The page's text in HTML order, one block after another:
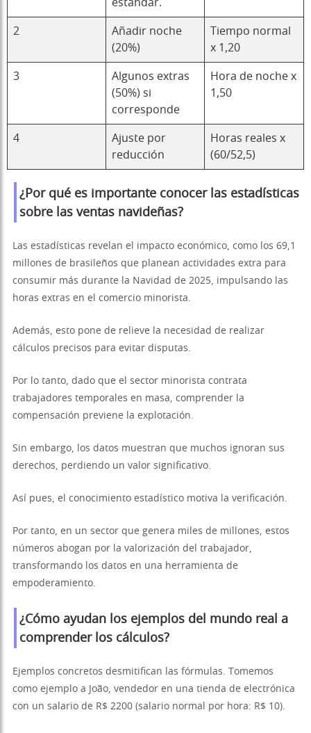
estándar.
2
Añadir noche
(20%)
Tiempo normal
x 1,20
3
Algunos extras
(50%) si
corresponde
Hora de noche x
1,50
4
Ajuste por
reducción
Horas reales x
(60/52,5)
¿Por qué es importante conocer las estadísticas
sobre las ventas navideñas?
Las estadísticas revelan el impacto económico, como los 69,1
millones de brasileños que planean actividades extra para
consumir más durante la Navidad de 2025, impulsando las
horas extras en el comercio minorista.
Además, esto pone de relieve la necesidad de realizar
cálculos precisos para evitar disputas.
Por lo tanto, dado que el sector minorista contrata
trabajadores temporales en masa, comprender la
compensación previene la explotación.
Sin embargo, los datos muestran que muchos ignoran sus
derechos, perdiendo un valor significativo.
Así pues, el conocimiento estadístico motiva la verificación.
Por tanto, en un sector que genera miles de millones, estos
números abogan por la valorización del trabajador,
transformando los datos en una herramienta de
empoderamiento.
¿Cómo ayudan los ejemplos del mundo real a
comprender los cálculos?
Ejemplos concretos desmitifican las fórmulas. Tomemos
como ejemplo a João, vendedor en una tienda de electrónica
con un salario de R$ 2200 (salario normal por hora: R$ 10).